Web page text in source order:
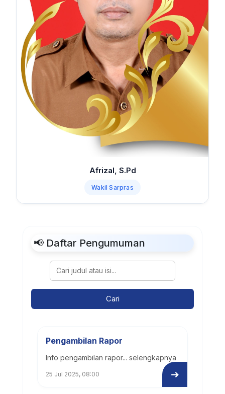
Afrizal, S.Pd
Wakil Sarpras
📢 Daftar Pengumuman
Cari
Pengambilan Rapor
Info pengambilan rapor... selengkapnya
25 Jul 2025, 08:00 ➔